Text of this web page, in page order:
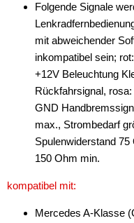
für Opel
für Peugeot
für Porsche
für Renault
für Saab
für Scania
für Seat
für Skoda
Folgende Signale
mit abweichender
inkompatibel sein;
+12V Beleuchtung
Rückfahrsignal,
GND
max., Strombedarf
Spulenwiderstand
150 Ohm min.
kompatibel mit:
Mercedes A-Klasse